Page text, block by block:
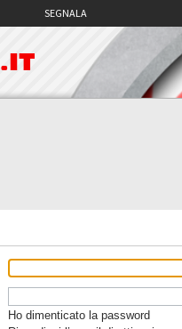
SEGNALA
.IT
Ho dimenticato la password